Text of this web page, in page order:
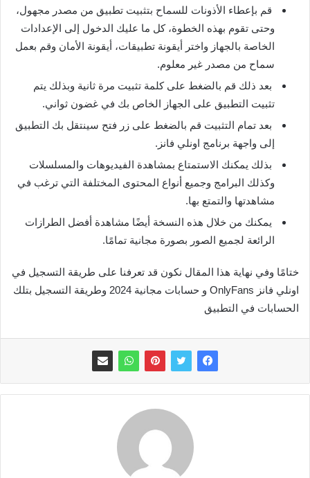
قم بإعطاء الأذونات للسماح بتثبيت تطبيق من مصدر مجهول،
وحتى تقوم بهذه الخطوة، كل ما عليك الدخول إلى الإعدادات
الخاصة بالجهاز واختر أيقونة تطبيقات، أيقونة الأمان وقم بعمل
سماح من مصدر غير معلوم.
بعد ذلك قم بالضغط على كلمة تثبيت مرة ثانية وبذلك يتم
تثبيت التطبيق على الجهاز الخاص بك في غضون ثواني.
بعد تمام التثبيت قم بالضغط على زر فتح سينتقل بك التطبيق
إلى واجهة برنامج اونلي فانز.
بذلك يمكنك الاستمتاع بمشاهدة الفيديوهات والمسلسلات
وكذلك البرامج وجميع أنواع المحتوى المختلفة التي ترغب في
مشاهدتها والتمتع بها.
يمكنك من خلال هذه النسخة أيضًا مشاهدة أفضل الطرازات
الرائعة لجميع الصور بصورة مجانية تمامًا.
ختامًا وفي نهاية هذا المقال نكون قد تعرفنا على طريقة التسجيل في
اونلي فانز OnlyFans و حسابات مجانية 2024 وطريقة التسجيل بتلك
الحسابات في التطبيق